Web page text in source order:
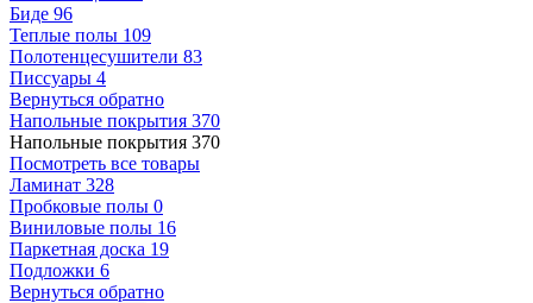
Биде 96
Теплые полы 109
Полотенцесушители 83
Писсуары 4
Вернуться обратно
Напольные покрытия 370
Напольные покрытия 370
Посмотреть все товары
Ламинат 328
Пробковые полы 0
Виниловые полы 16
Паркетная доска 19
Подложки 6
Вернуться обратно